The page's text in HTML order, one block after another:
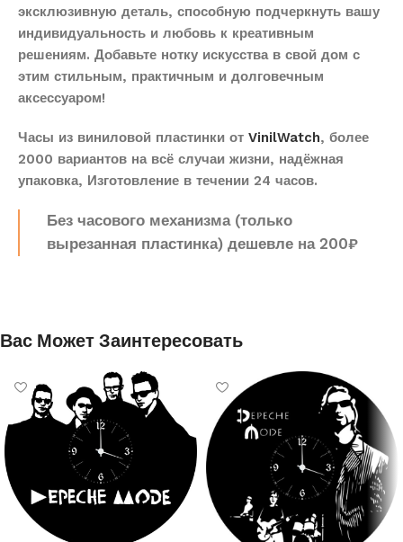
эксклюзивную деталь, способную подчеркнуть вашу
индивидуальность и любовь к креативным
решениям. Добавьте нотку искусства в свой дом с
этим стильным, практичным и долговечным
аксессуаром!
Часы из виниловой пластинки от VinilWatch, более
2000 вариантов на всё случаи жизни, надёжная
упаковка, Изготовление в течении 24 часов.
Без часового механизма (только
вырезанная пластинка) дешевле на 200₽
Вас Может Заинтересовать